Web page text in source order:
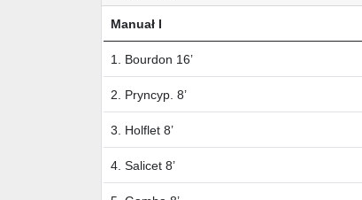
Manuał I
1. Bourdon 16’
2. Pryncyp. 8’
3. Holflet 8’
4. Salicet 8’